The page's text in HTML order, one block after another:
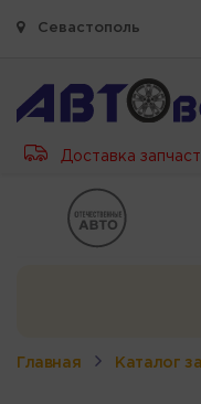
Севастополь
Доставка
Главная Каталог